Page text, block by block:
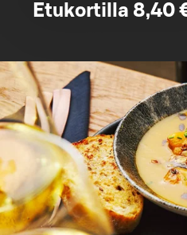
Etukortilla 8,40